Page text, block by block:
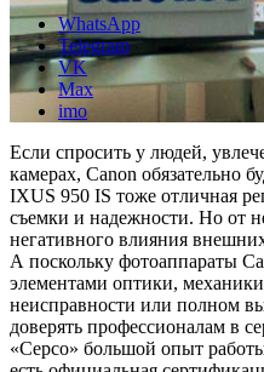
WhatsApp
Telegram
VK
Max
imo
Если спросить у людей,
камерах, Canon обязательно
IXUS 950 IS тоже отличная
съемки и надежности. Но от
негативного влияния
А поскольку фотоаппараты
элементами оптики,
неисправности или полном
доверять профессионалам в
«Серсо» большой опыт